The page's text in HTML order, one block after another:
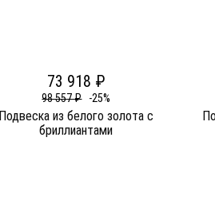
73 918 ₽
98 557 ₽ -25%
Подвеска из белого золота c
бриллиантами